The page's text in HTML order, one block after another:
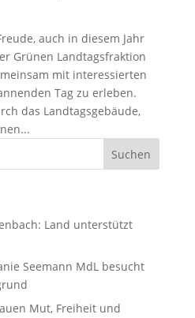
auch in diesem Jahr
Grünen Landtagsfraktion
mit interessierten
Tag zu erleben.
das Landtagsgebäude,
Land unterstützt
Seemann MdL besucht
Mut, Freiheit und